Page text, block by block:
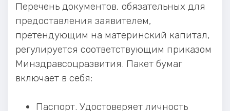
Перечень документов, обязательных для
предоставления заявителем,
претендующим на материнский капитал,
регулируется соответствующим приказом
Минздравсоцразвития. Пакет бумаг
включает в себя:
Паспорт. Удостоверяет личность